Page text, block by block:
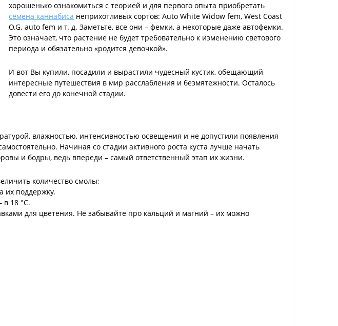
хорошенько ознакомиться с теорией и для первого опыта приобретать
семена каннабиса неприхотливых сортов: Auto White Widow fem, West Coast
O.G. auto fem и т. д. Заметьте, все они – фемки, а некоторые даже автофемки.
Это означает, что растение не будет требовательно к изменению светового
периода и обязательно «родится девочкой».
И вот Вы купили, посадили и вырастили чудесный кустик, обещающий
интересные путешествия в мир расслабления и безмятежности. Осталось
довести его до конечной стадии.
влажностью, интенсивностью освещения и не допустили появления
Начиная со стадии активного роста куста лучше начать
и бодры, ведь впереди – самый ответственный этап их жизни.
количество смолы;
их поддержку.
18 °C.
для цветения. Не забывайте про кальций и магний – их можно